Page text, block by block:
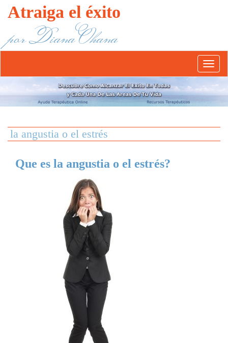
Atraiga el éxito
por Diana Ohana
Abrír/
el
menú
la angustia o el estrés
Que es la angustia o el estrés?